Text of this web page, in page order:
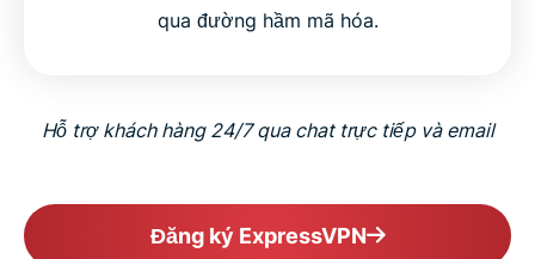
qua đường hầm mã hóa.
Hỗ trợ khách hàng 24/7 qua chat trực tiếp và email
Đăng ký ExpressVPN